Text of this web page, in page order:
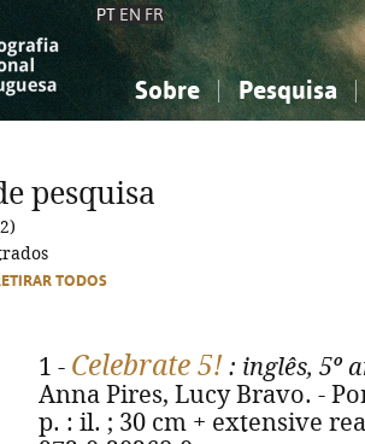
PT EN FR
Sobre Pesquisa
Ciências sociais...
Ciências sociais...
pesquisa
TODOS
1 - Celebrate 5! : inglês, 5º
Anna Pires, Lucy Bravo. -
p. : il. ; 30 cm + extensive